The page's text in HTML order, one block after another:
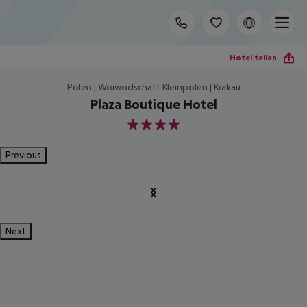
Hotel teilen
Polen | Woiwodschaft Kleinpolen | Krakau
Plaza Boutique Hotel
4
Previous
Next